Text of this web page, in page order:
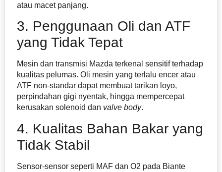
atau macet panjang.
3. Penggunaan Oli dan ATF
yang Tidak Tepat
Mesin dan transmisi Mazda terkenal sensitif terhadap
kualitas pelumas. Oli mesin yang terlalu encer atau
ATF non-standar dapat membuat tarikan loyo,
perpindahan gigi nyentak, hingga mempercepat
kerusakan solenoid dan valve body.
4. Kualitas Bahan Bakar yang
Tidak Stabil
Sensor-sensor seperti MAF dan O2 pada Biante